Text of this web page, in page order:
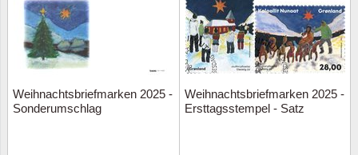
Weihnachtsbriefmarken 2025 -
Sonderumschlag
Weihnachtsbriefmarken 2025 -
Ersttagsstempel - Satz